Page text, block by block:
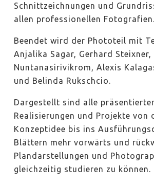
Schnittzeichnungen und
allen professionellen Fotografien.
Beendet wird der Phototeil mit
Anjalika Sagar, Gerhard
Nuntanasirivikrom, Alexis
und Belinda Rukschcio.
Dargestellt sind alle
Realisierungen und Projekte von
Konzeptidee bis ins
Blättern mehr vorwärts und
Plandarstellungen und
gleichzeitig studieren zu können.